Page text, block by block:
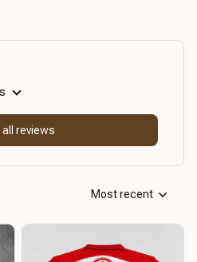
reviews
Most recent